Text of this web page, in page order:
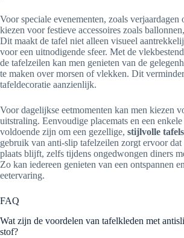
Voor speciale evenementen, zoals verjaardagen
kiezen voor festieve accessoires zoals
Dit maakt de tafel niet alleen visueel
voor een uitnodigende sfeer. Met de
de tafelzeilen kan men genieten van de
te maken over morsen of vlekken. Dit
tafeldecoratie aanzienlijk.
Voor dagelijkse eetmomenten kan men kiezen
uitstraling. Eenvoudige placemats en een
voldoende zijn om een gezellige, stijlvolle
gebruik van anti-slip tafelzeilen zorgt ervoor
plaats blijft, zelfs tijdens ongedwongen diners
Zo kan iedereen genieten van een ontspannen
eetervaring.
FAQ
Wat zijn de voordelen van tafelkleden met
stof?